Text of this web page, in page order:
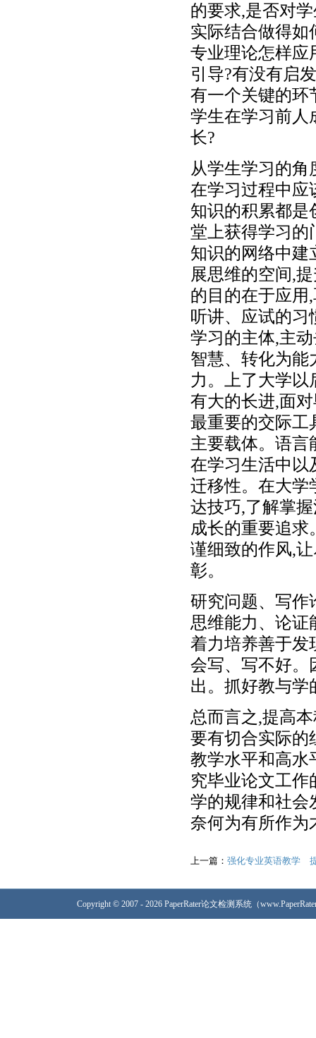
的要求,是否对
实际结合做得如
专业理论怎样应
引导?有没有启
有一个关键的环
学生在学习前人
长?
从学生学习的
在学习过程中应
知识的积累都是
堂上获得学习的
知识的网络中建
展思维的空间,
的目的在于应用
听讲、应试的习
学习的主体,主
智慧、转化为能
力。上了大学以
有大的长进,面
最重要的交际工
主要载体。语言
在学习生活中以
迁移性。在大学
达技巧,了解掌
成长的重要追求
谨细致的作风,
彰。
研究问题、写作
思维能力、论证
着力培养善于发
会写、写不好。
出。抓好教与学
总而言之,提高
要有切合实际的
教学水平和高水
究毕业论文工作
学的规律和社会
奈何为有所作为
上一篇： 强化专业英语教学
Copyright © 2007 - 2026 PaperRater论文检测系统（